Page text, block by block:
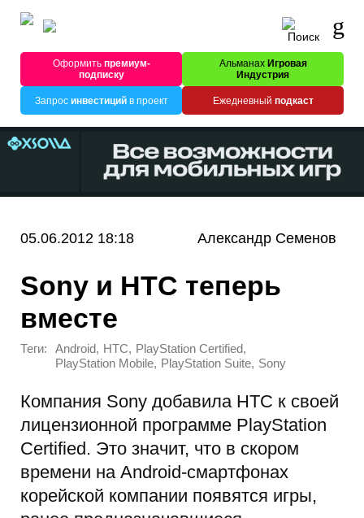
Оформитьпремиум-
подписку
Альманах Игровая
Индустрия
Запрос инвестицийв проект Ежедневный подкаст
05.06.2012 18:18 Александр Семенов
Sony и HTC теперь
вместе
Теги: Android, HTC, PlayStation Certified,
PlayStation Mobile, PlayStation Suite, Sony
Компания Sony добавила HTC к своей
лицензионной программе PlayStation
Certified. Это значит, что в скором
времени на Android-смартфонах
корейской компании появятся игры,